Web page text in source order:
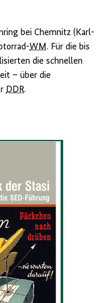
bei Chemnitz (Karl-
WM. Für die bis
die schnellen
– über die
DDR.